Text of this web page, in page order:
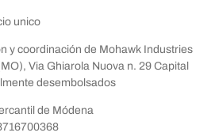
unico
y coordinación de Mohawk Industries
Via Ghiarola Nuova n. 29 Capital
desembolsados
de Módena